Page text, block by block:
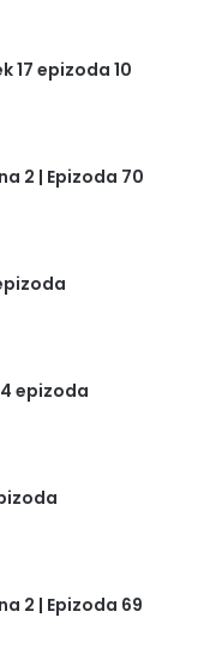
17 epizoda 10
2 | Epizoda 70
epizoda
2 | Epizoda 69